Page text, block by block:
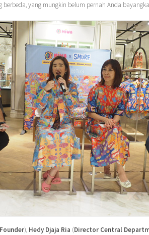
berbeda, yang mungkin belum pernah Anda
), Hedy Djaja Ria (Director Central